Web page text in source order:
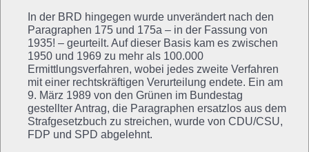
In der BRD hingegen wurde unverändert nach den
Paragraphen 175 und 175a – in der Fassung von
1935! – geurteilt. Auf dieser Basis kam es zwischen
1950 und 1969 zu mehr als 100.000
Ermittlungsverfahren, wobei jedes zweite Verfahren
mit einer rechtskräftigen Verurteilung endete. Ein am
9. März 1989 von den Grünen im Bundestag
gestellter Antrag, die Paragraphen ersatzlos aus dem
Strafgesetzbuch zu streichen, wurde von CDU/CSU,
FDP und SPD abgelehnt.